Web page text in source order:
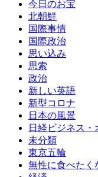
今日のお宝
北朝鮮
国際事情
国際政治
思い込み
思索
政治
新しい英語
新型コロナ
日本の風景
日経ビジネス・
未分類
東京五輪
無性に食べたく